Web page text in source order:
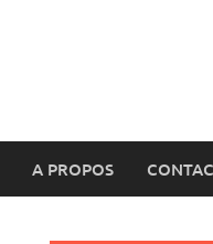
A PROPOS